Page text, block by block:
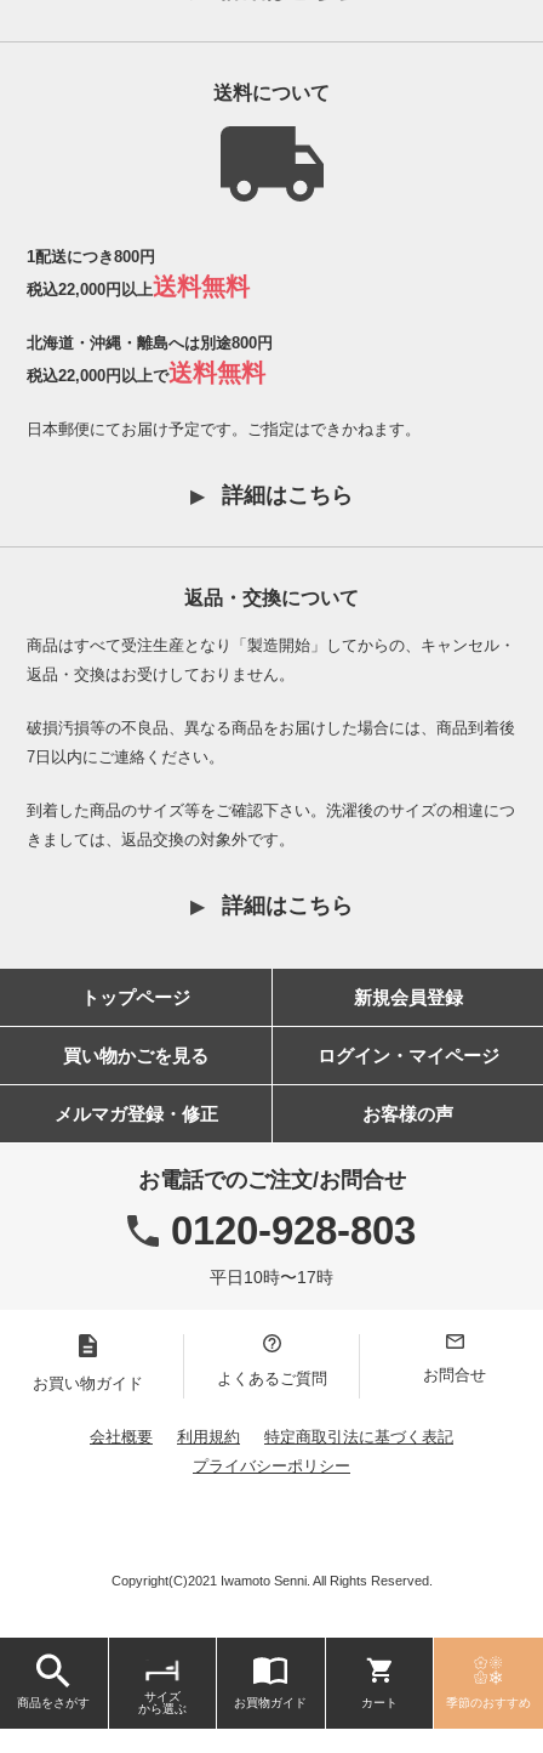
送料について
1配送につき800円
税込22,000円以上送料無料
北海道・沖縄・離島へは別途800円
税込22,000円以上で送料無料
日本郵便にてお届け予定です。ご指定はできかねます。
詳細はこちら
返品・交換について
商品はすべて受注生産となり「製造開始」してからの、キャンセル・
返品・交換はお受けしておりません。
破損汚損等の不良品、異なる商品をお届けした場合には、商品到着後
7日以内にご連絡ください。
到着した商品のサイズ等をご確認下さい。洗濯後のサイズの相違につ
きましては、返品交換の対象外です。
詳細はこちら
トップページ 新規会員登録
買い物かごを見る ログイン・マイページ
メルマガ登録・修正 お客様の声
お電話でのご注文/お問合せ
0120-928-803
平日10時〜17時
お買い物ガイド よくあるご質問 お問合せ
会社概要 利用規約
特定商取引法に基づく表記
プライバシーポリシー
Copyright(C)2021 Iwamoto Senni. All Rights Reserved.
商品をさがす
サイズ
から選ぶ
お買物ガイド カート 季節のおすすめ